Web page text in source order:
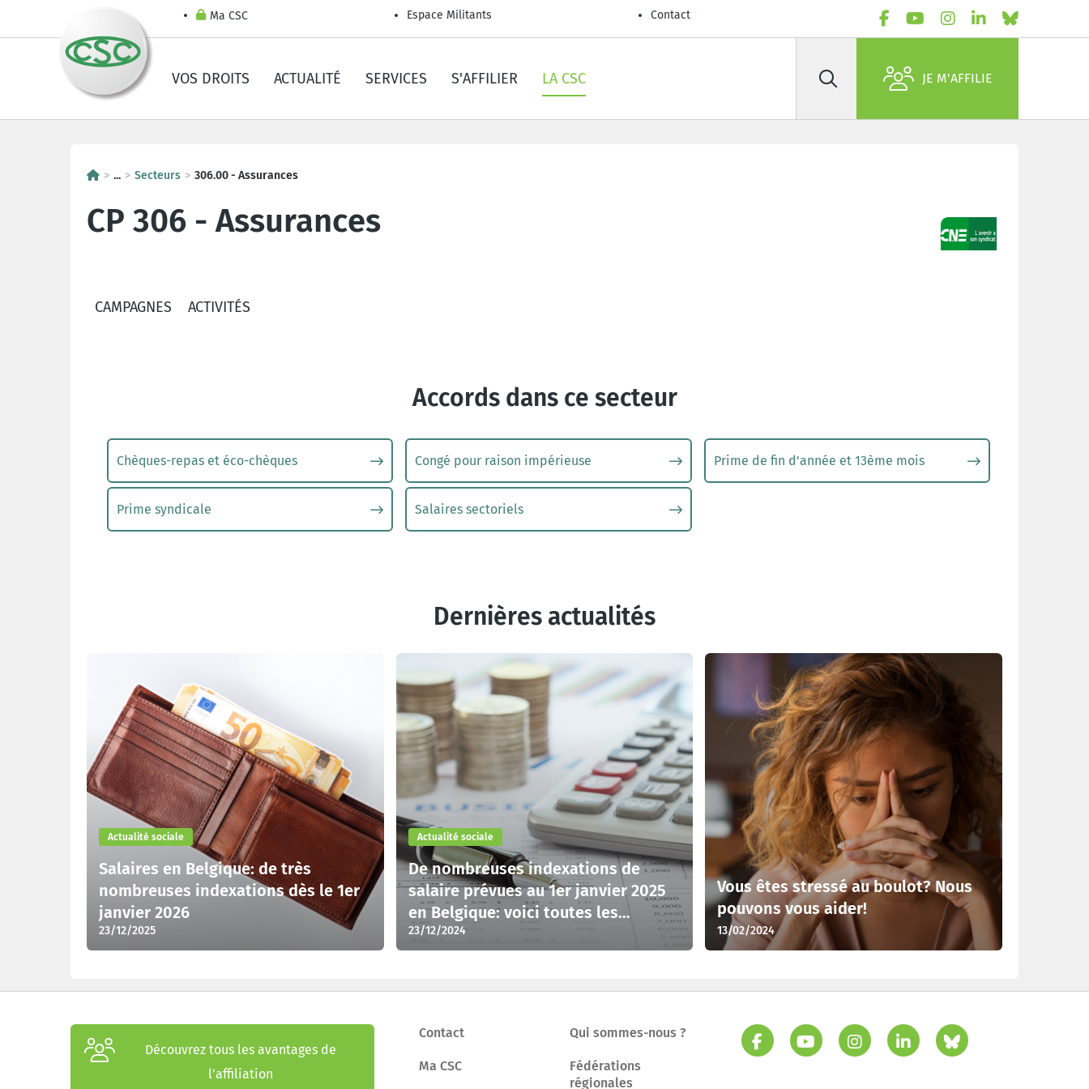
Ma CSC Espace Militants Contact
VOS DROITS ACTUALITÉ SERVICES S'AFFILIER LA CSC Rechercher JE M'AFFILIE
... Secteurs 306.00 - Assurances
CP 306 - Assurances
CAMPAGNES ACTIVITÉS
Accords dans ce secteur
Chèques-repas et éco-chèques Congé pour raison impérieuse Prime de fin d'année et 13ème mois
Prime syndicale Salaires sectoriels
Dernières actualités
Actualité sociale
Salaires en Belgique: de très
nombreuses indexations dès le 1er
janvier 2026
23/12/2025
Actualité sociale
De nombreuses indexations de
salaire prévues au 1er janvier 2025
en Belgique: voici toutes les
informations
23/12/2024
Vous êtes stressé au boulot? Nous
pouvons vous aider!
13/02/2024
Découvrez tous les avantages de
l’affiliation
Contact
Ma CSC
Qui sommes-nous ?
Fédérations
régionales